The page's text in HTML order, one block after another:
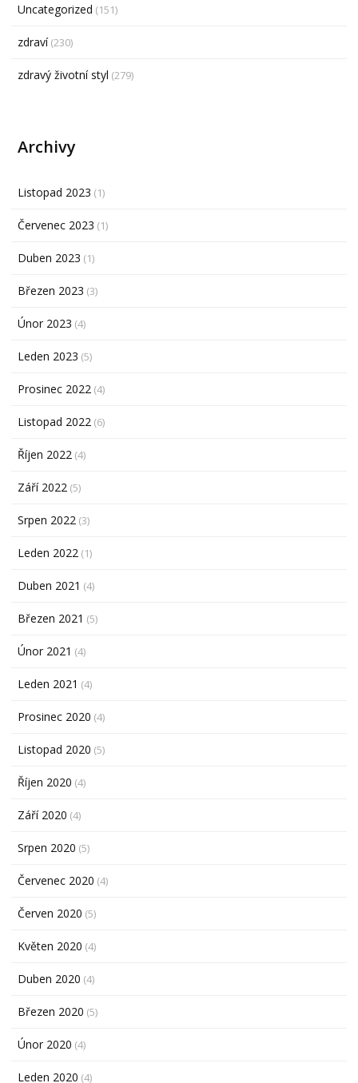
Uncategorized (151)
zdraví(230)
zdravý životní styl (279)
Archivy
Listopad 2023 (1)
Červenec 2023 (1)
Duben 2023 (1)
Březen 2023 (3)
Únor 2023 (4)
Leden 2023 (5)
Prosinec 2022 (4)
Listopad 2022 (6)
Říjen 2022 (4)
Září 2022 (5)
Srpen 2022 (3)
Leden 2022 (1)
Duben 2021 (4)
Březen 2021 (5)
Únor 2021 (4)
Leden 2021 (4)
Prosinec 2020 (4)
Listopad 2020 (5)
Říjen 2020 (4)
Září 2020 (4)
Srpen 2020 (5)
Červenec 2020 (4)
Červen 2020 (5)
Květen 2020 (4)
Duben 2020 (4)
Březen 2020 (5)
Únor 2020 (4)
Leden 2020 (4)